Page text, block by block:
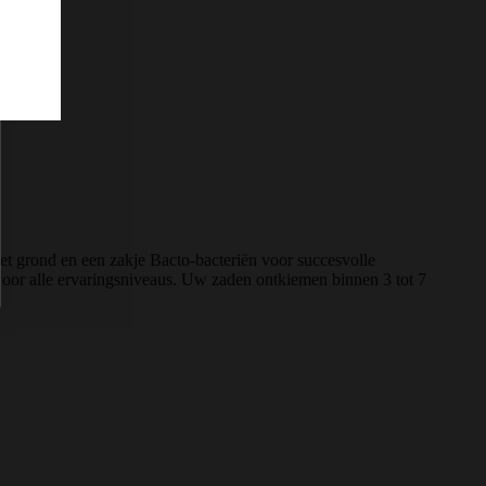
grond en een zakje Bacto-bacteriën voor succesvolle
alle ervaringsniveaus. Uw zaden ontkiemen binnen 3 tot 7